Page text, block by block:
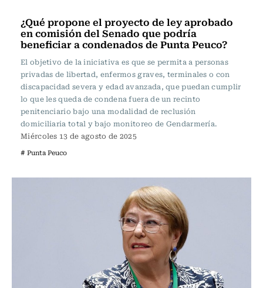
¿Qué propone el proyecto de ley aprobado
en comisión del Senado que podría
beneficiar a condenados de Punta Peuco?
El objetivo de la iniciativa es que se permita a personas
privadas de libertad, enfermos graves, terminales o con
discapacidad severa y edad avanzada, que puedan cumplir
lo que les queda de condena fuera de un recinto
penitenciario bajo una modalidad de reclusión
domiciliaria total y bajo monitoreo de Gendarmería.
Miércoles 13 de agosto de 2025
# Punta Peuco